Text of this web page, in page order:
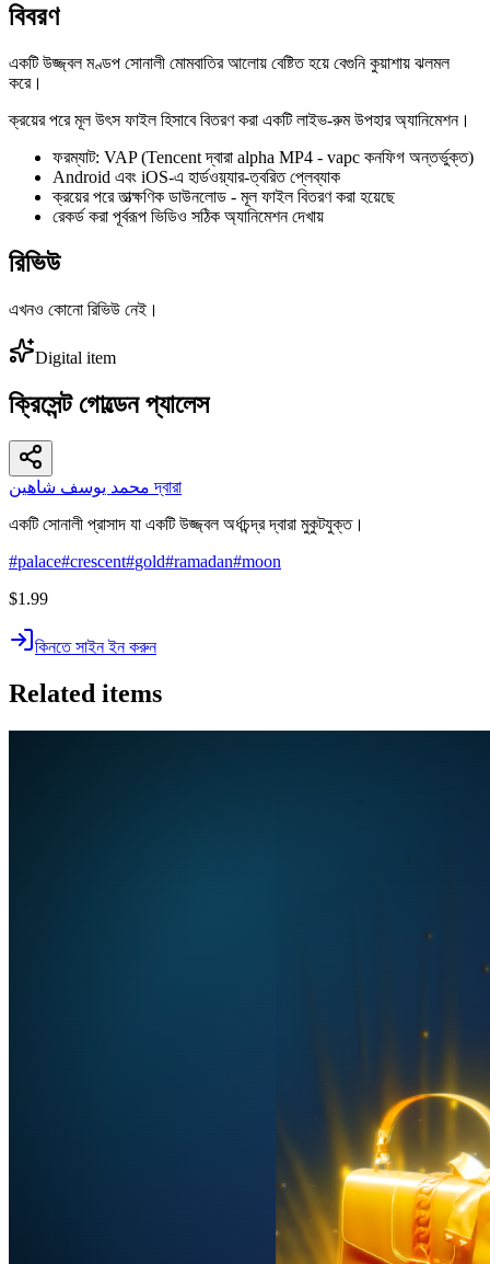
বিবরণ
একটি উজ্জ্বল মণ্ডপ সোনালী মোমবাতির আলোয় বেষ্টিত হয়ে বেগুনি কুয়াশায় ঝলমল
করে।
ক্রয়ের পরে মূল উৎস ফাইল হিসাবে বিতরণ করা একটি লাইভ-রুম উপহার অ্যানিমেশন।
ফরম্যাট: VAP (Tencent দ্বারা alpha MP4 - vapc কনফিগ অন্তর্ভুক্ত)
Android এবং iOS-এ হার্ডওয়্যার-ত্বরিত প্লেব্যাক
ক্রয়ের পরে তাত্ক্ষণিক ডাউনলোড - মূল ফাইল বিতরণ করা হয়েছে
রেকর্ড করা পূর্বরূপ ভিডিও সঠিক অ্যানিমেশন দেখায়
রিভিউ
এখনও কোনো রিভিউ নেই।
Digital item
ক্রিসেন্ট গোল্ডেন প্যালেস
محمد يوسف شاهين দ্বারা
একটি সোনালী প্রাসাদ যা একটি উজ্জ্বল অর্ধচন্দ্র দ্বারা মুকুটযুক্ত।
#palace#crescent#gold#ramadan#moon
$1.99
কিনতে সাইন ইন করুন
Related items